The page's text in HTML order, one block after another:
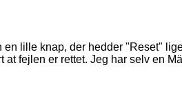
lille knap, der hedder "Reset"
fejlen er rettet. Jeg har selv en